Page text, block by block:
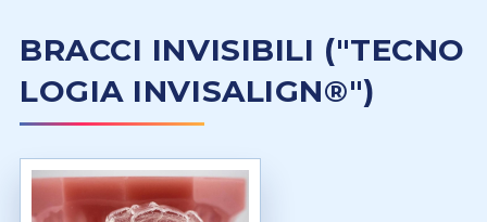
BRACCI INVISIBILI ("TECNO
LOGIA INVISALIGN®")